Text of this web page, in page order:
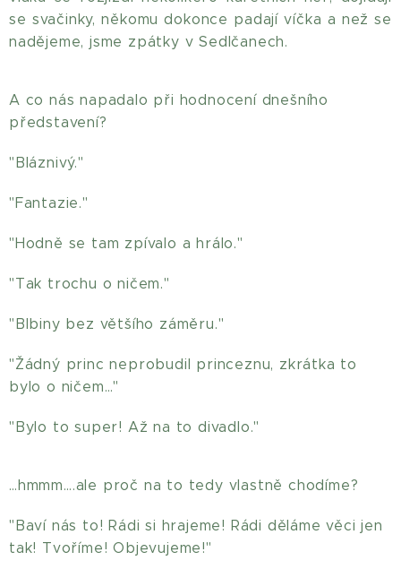
se svačinky, někomu dokonce padají víčka a než se
nadějeme, jsme zpátky v Sedlčanech.
A co nás napadalo při hodnocení dnešního
představení?
"Bláznivý."
"Fantazie."
"Hodně se tam zpívalo a hrálo."
"Tak trochu o ničem."
"Blbiny bez většího záměru."
"Žádný princ neprobudil princeznu, zkrátka to
bylo o ničem…"
"Bylo to super! Až na to divadlo."
…hmmm….ale proč na to tedy vlastně chodíme?
"Baví nás to! Rádi si hrajeme! Rádi děláme věci jen
tak! Tvoříme! Objevujeme!"